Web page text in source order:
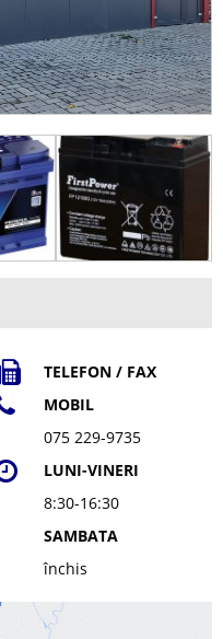
TELEFON / FAX
MOBIL
075 229-9735
LUNI-VINERI
8:30-16:30
SAMBATA
închis